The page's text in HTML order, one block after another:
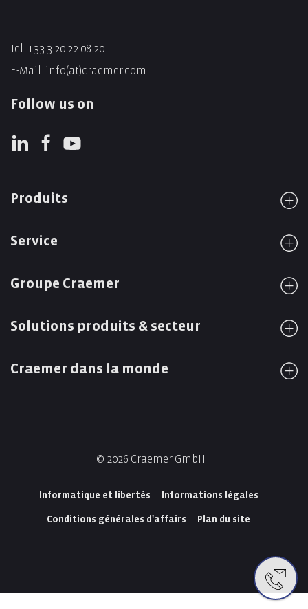
Tel: +33 3 20 22 08 20
E-Mail: info(at)craemer.com
Follow us on
Produits
Service
Groupe Craemer
Solutions produits & secteur
Craemer dans la monde
© 2026 Craemer GmbH
Informatique et libertés Informations légales
Conditions générales d'affairs Plan du site